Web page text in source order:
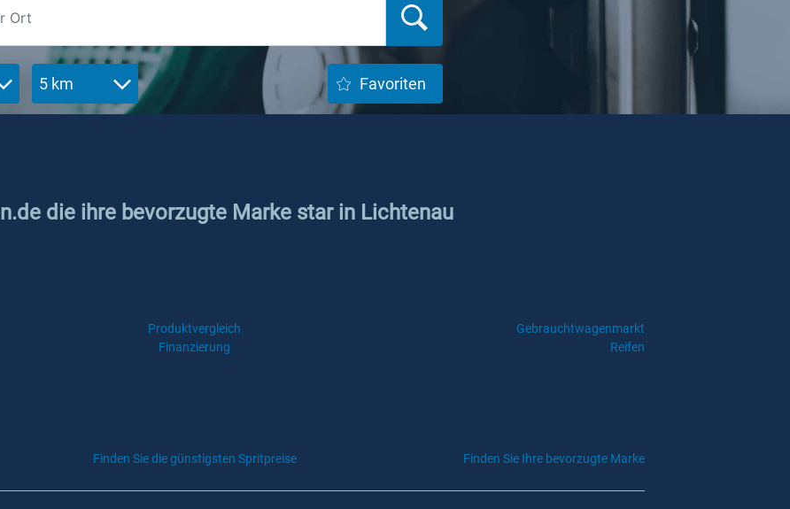
5 km Favoriten
die ihre bevorzugte Marke star in Lichtenau
Produktvergleich
Gebrauchtwagenmarkt
Finanzierung
Reifen
Finden Sie die günstigsten Spritpreise Finden Sie Ihre bevorzugte Marke